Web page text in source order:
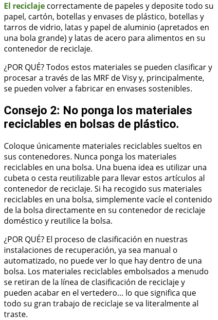
El reciclaje correctamente de papeles y deposite todo su
papel, cartón, botellas y envases de plástico, botellas y
tarros de vidrio, latas y papel de aluminio (apretados en
una bola grande) y latas de acero para alimentos en su
contenedor de reciclaje.
¿POR QUÉ? Todos estos materiales se pueden clasificar y
procesar a través de las MRF de Visy y, principalmente,
se pueden volver a fabricar en envases sostenibles.
Consejo 2: No ponga los materiales
reciclables en bolsas de plástico.
Coloque únicamente materiales reciclables sueltos en
sus contenedores. Nunca ponga los materiales
reciclables en una bolsa. Una buena idea es utilizar una
cubeta o cesta reutilizable para llevar estos artículos al
contenedor de reciclaje. Si ha recogido sus materiales
reciclables en una bolsa, simplemente vacíe el contenido
de la bolsa directamente en su contenedor de reciclaje
doméstico y reutilice la bolsa.
¿POR QUÉ? El proceso de clasificación en nuestras
instalaciones de recuperación, ya sea manual o
automatizado, no puede ver lo que hay dentro de una
bolsa. Los materiales reciclables embolsados a menudo
se retiran de la línea de clasificación de reciclaje y
pueden acabar en el vertedero… lo que significa que
todo su gran trabajo de reciclaje se va literalmente al
traste.